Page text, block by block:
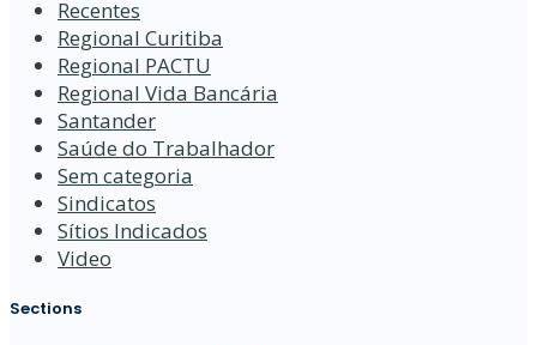
Recentes
Regional Curitiba
Regional PACTU
Regional Vida Bancária
Santander
Saúde do Trabalhador
Sem categoria
Sindicatos
Sítios Indicados
Video
Sections